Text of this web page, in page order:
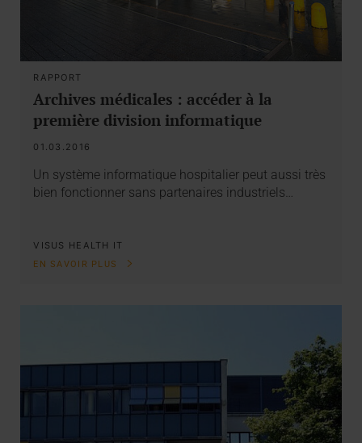
RAPPORT
Archives médicales : accéder à la
première division informatique
01.03.2016
Un système informatique hospitalier peut aussi très
bien fonctionner sans partenaires industriels…
VISUS HEALTH IT
EN SAVOIR PLUS